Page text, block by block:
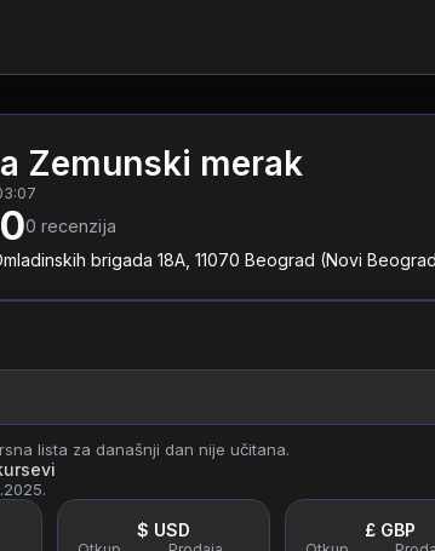
Zemunski merak
0 recenzija
brigada 18A, 11070 Beograd (Novi
lista za današnji dan nije učitana.
$ USD £ GBP